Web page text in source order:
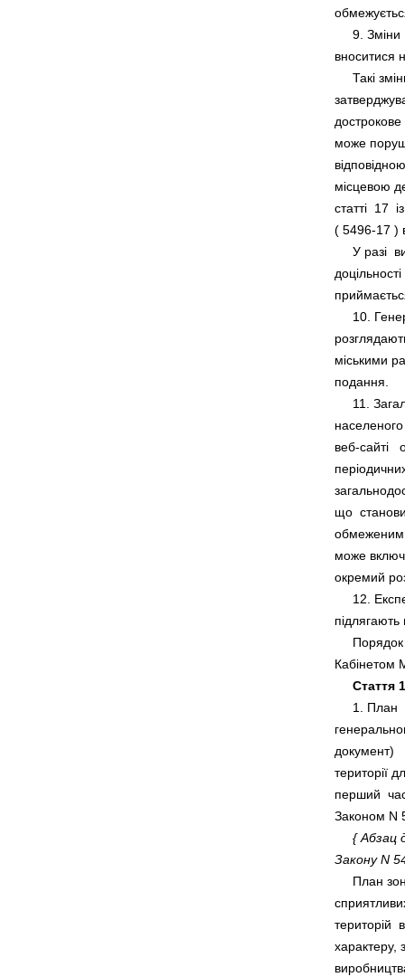
9.
Такі
може
місцевою
статті  17
( 5496-17
У разі
10.
міськими
11.
веб-сайті
що
обмеженим
може
12.
Стаття
1.
документ)
території
перший
Законом N
{ Абзац
Закону N
План
територій
характеру,